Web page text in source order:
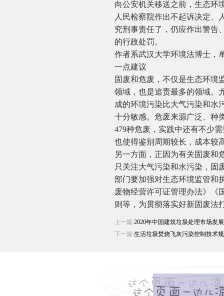
向公安机关移送之前，生态环
人民检察院作出不起诉决定、
究刑事责任了，仍应作出警告
的行政处罚。
作者系武汉大学环境法博士，
一点建议
固废和危废，不仅是生态环境
领域，也是追责最多的领域。
成的环境污染比大气污染和水
十分敏感。危废来源广泛、种
479种危废，实践中还有不少
也使得鉴别周期较长，成本较
另一方面，正因为有关固废和
只关注大气污染和水污染，固
部门要加强对生态环境监管和
废物经营许可证管理办法》《
则等，为贯彻落实好新固废法
上一篇:2020年中国建筑垃圾处理市场发
下一篇:生活垃圾焚烧飞灰污染控制技术